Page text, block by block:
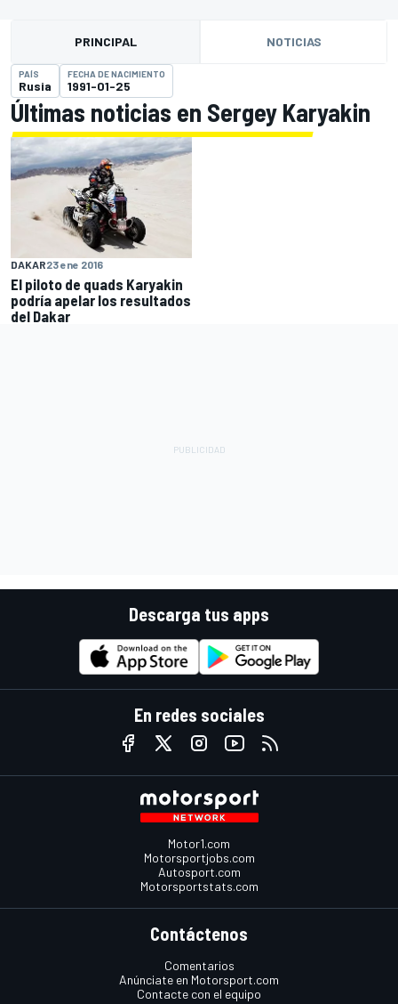
PRINCIPAL NOTICIAS
PAÍS
Rusia
FECHA DE NACIMIENTO
1991-01-25
Últimas noticias en Sergey Karyakin
DAKAR23 ene 2016
El piloto de quads Karyakin
podría apelar los resultados
del Dakar
Descarga tus apps
En redes sociales
Motor1.com
Motorsportjobs.com
Autosport.com
Motorsportstats.com
Contáctenos
Comentarios
Anúnciate en Motorsport.com
Contacte con el equipo